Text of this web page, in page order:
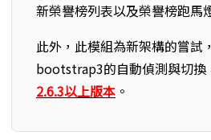
新榮譽榜列表以及榮譽榜跑馬
此外，此模組為新架構的嘗
bootstrap3的自動偵測與切換
2.6.3以上版本 。